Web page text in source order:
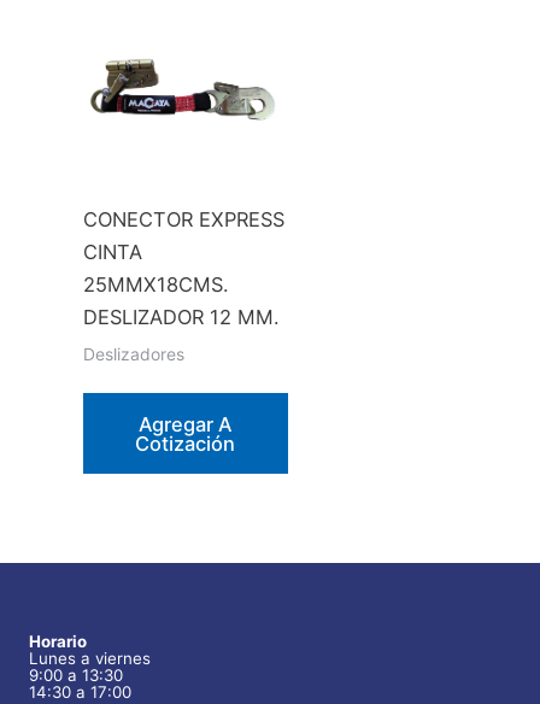
CONECTOR EXPRESS
CINTA
25MMX18CMS.
DESLIZADOR 12 MM.
Deslizadores
Agregar A
Cotización
Horario
Lunes a viernes
9:00 a 13:30
14:30 a 17:00